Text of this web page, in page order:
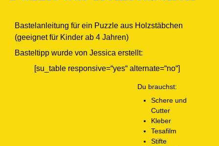
Bastelanleitung für ein Puzzle aus Holzstäbchen
(geeignet für Kinder ab 4 Jahren)
Basteltipp wurde von Jessica erstellt:
[su_table responsive=“yes“ alternate=“no“]
Du brauchst:
Schere und
Cutter
Kleber
Tesafilm
Stifte